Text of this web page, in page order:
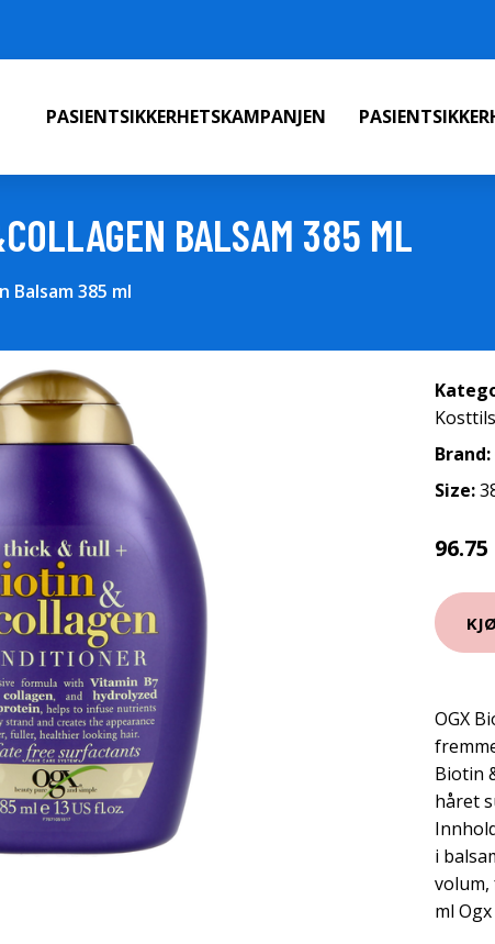
PASIENTSIKKERHETSKAMPANJEN
BALSAM 385 ML
Balsam 385 ml
Brand:
Size:
OGX
Biotin
håret
i
volum,
ml